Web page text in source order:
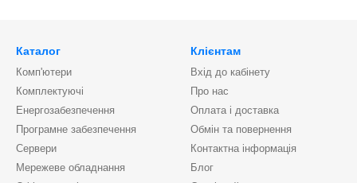
Каталог
Комп'ютери
Комплектуючі
Енергозабезпечення
Програмне забезпечення
Сервери
Мережеве обладнання
Клієнтам
Вхід до кабінету
Про нас
Оплата і доставка
Обмін та повернення
Контактна інформація
Блог